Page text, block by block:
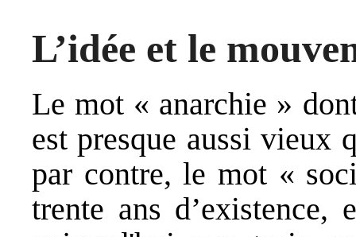
L’idée et le
Le mot « anarchie »
est presque aussi vieux
par contre, le mot «
trente ans d’existence,